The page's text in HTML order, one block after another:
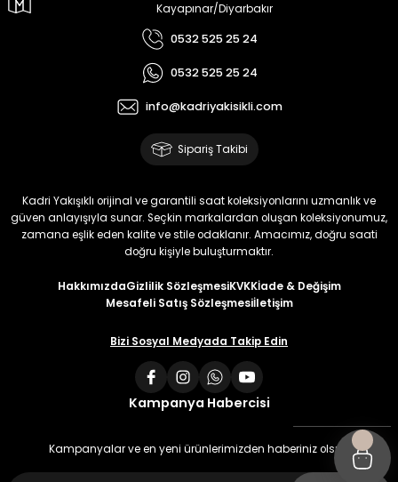
Kayapınar/Diyarbakır
0532 525 25 24
0532 525 25 24
info@kadriyakisikli.com
Sipariş Takibi
Kadri Yakışıklı orijinal ve garantili saat koleksiyonlarını uzmanlık ve
güven anlayışıyla sunar. Seçkin markalardan oluşan koleksiyonumuz,
zamana eşlik eden kalite ve stile odaklanır. Amacımız, doğru saati
doğru kişiyle buluşturmaktır.
HakkımızdaGizlilik SözleşmesiKVKKİade & Değişim
Mesafeli Satış Sözleşmesiİletişim
Bizi Sosyal Medyada Takip Edin
Kampanya Habercisi
Kampanyalar ve en yeni ürünlerimizden haberiniz olsun